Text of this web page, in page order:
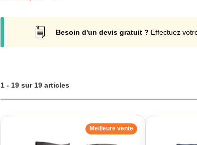
notre site en ligne Zaprinta, société installée en Belgique.
Besoin d'un devis gratuit ? Effectuez
1 - 19 sur 19 articles
Meilleure vente